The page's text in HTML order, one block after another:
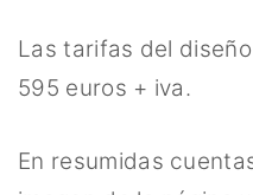
Las tarifas del
595 euros + iva.
En resumidas